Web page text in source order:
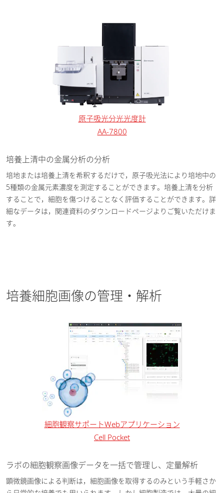
原子吸光分光光度計
AA-7800
培養上清中の金属分析の分析
培地または培養上清を希釈するだけで，原子吸光法により培地中の
5種類の金属元素濃度を測定することができます。培養上清を分析
することで，細胞を傷つけることなく評価することができます。詳
細なデータは，関連資料のダウンロードページよりご覧いただけま
す。
培養細胞画像の管理・解析
細胞観察サポートWebアプリケーション
Cell Pocket
ラボの細胞観察画像データを一括で管理し、定量解析
顕微鏡画像による判断は，細胞画像を取得するのみという手軽さか